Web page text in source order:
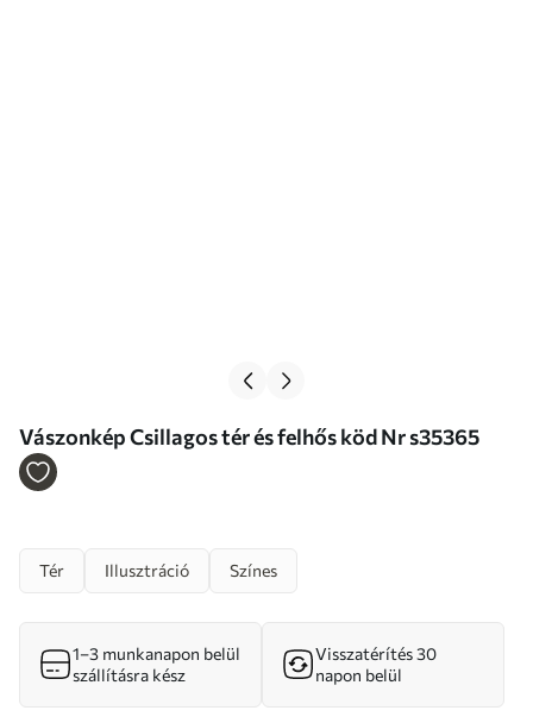
Vászonkép Csillagos tér és felhős köd Nr s35365
Tér Illusztráció Színes
1–3 munkanapon belül
szállításra kész
Visszatérítés 30
napon belül